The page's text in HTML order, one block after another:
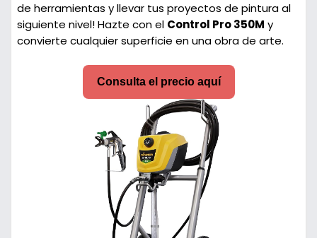
de herramientas y llevar tus proyectos de pintura al
siguiente nivel! Hazte con el Control Pro 350M y
convierte cualquier superficie en una obra de arte.
Consulta el precio aquí